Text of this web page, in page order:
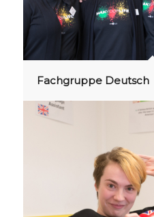
Fachgruppe Deutsch